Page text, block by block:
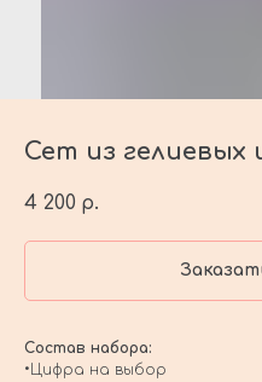
Сет из
4 200 р.
Состав набора:
•Цифра на выбор